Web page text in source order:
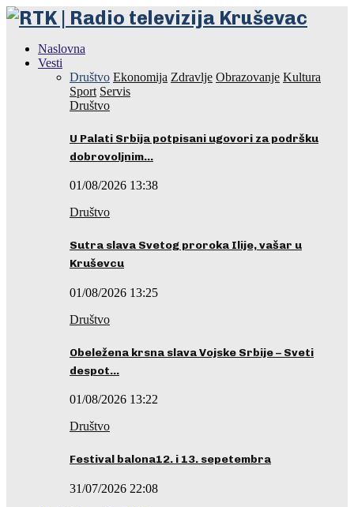
Naslovna
Vesti
Društvo Ekonomija Zdravlje Obrazovanje Kultura
Sport Servis
Društvo
U Palati Srbija potpisani ugovori za podršku
dobrovoljnim…
01/08/2026 13:38
Društvo
Sutra slava Svetog proroka Ilije, vašar u
Kruševcu
01/08/2026 13:25
Društvo
Obeležena krsna slava Vojske Srbije – Sveti
despot…
01/08/2026 13:22
Društvo
Festival balona12. i 13. sepetembra
31/07/2026 22:08